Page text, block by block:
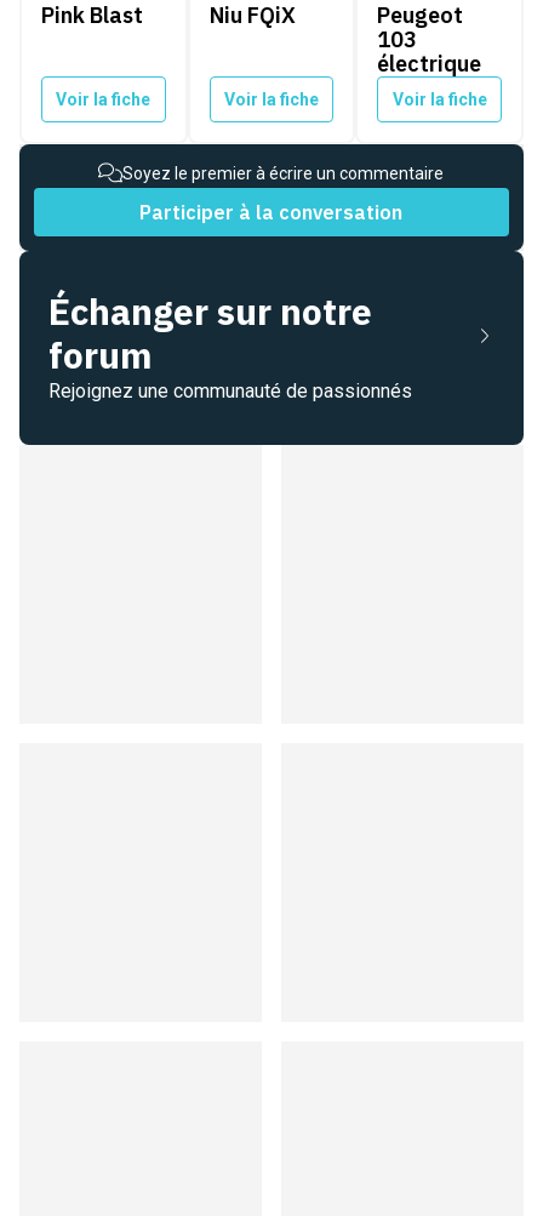
Pink Blast
Voir la fiche
Niu FQiX
Voir la fiche
Peugeot
103
électrique
Voir la fiche
Soyez le premier à écrire un commentaire
Participer à la conversation
Échanger sur notre
forum
Rejoignez une communauté de passionnés